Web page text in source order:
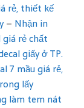
rẻ, thiết kế
– Nhận in
rẻ chất
giấy ở TP.
7 mầu giá rẻ,
lấy
làm tem nát